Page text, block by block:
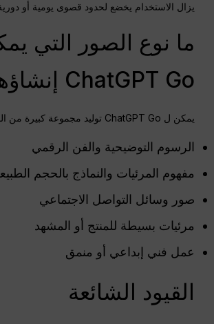
يزال الاستخدام يخضع لحدود قصوى يومية أو
ما نوع الصور التي
ChatGPT Go إنشاؤها؟
يمكن ل ChatGPT Go توليد مجموعة كبيرة من الصور، بما في ذلك:
الرسوم التوضيحية والفن الرقمي
مفهوم المرئيات والنماذج بالحجم
صور وسائل التواصل الاجتماعي
مرئيات بسيطة للمنتج أو المشهد
عمل فني إبداعي أو منمق
القيود الشائعة